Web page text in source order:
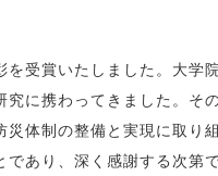
受賞いたしました。大学
に携わってきました。そ
体制の整備と実現に取り
あり、深く感謝する次第